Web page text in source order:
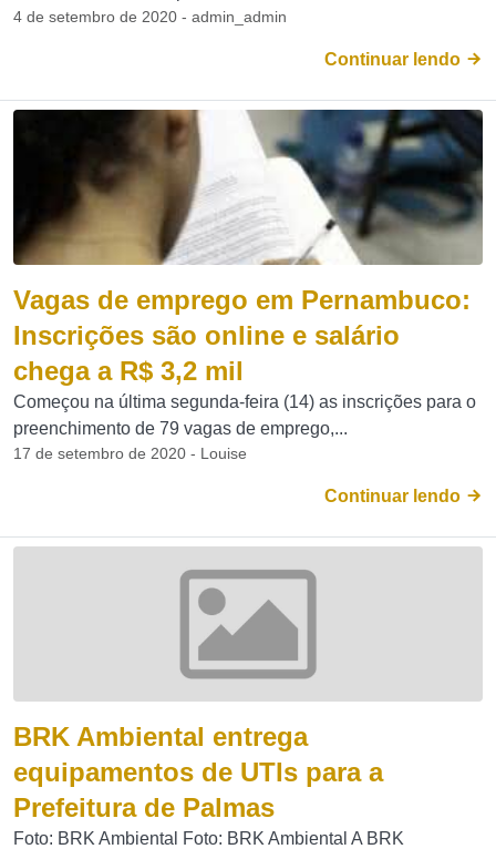
4 de setembro de 2020 - admin_admin
Continuar lendo
Vagas de emprego em Pernambuco:
Inscrições são online e salário
chega a R$ 3,2 mil
Começou na última segunda-feira (14) as inscrições para o
preenchimento de 79 vagas de emprego,...
17 de setembro de 2020 - Louise
Continuar lendo
BRK Ambiental entrega
equipamentos de UTIs para a
Prefeitura de Palmas
Foto: BRK Ambiental Foto: BRK Ambiental A BRK